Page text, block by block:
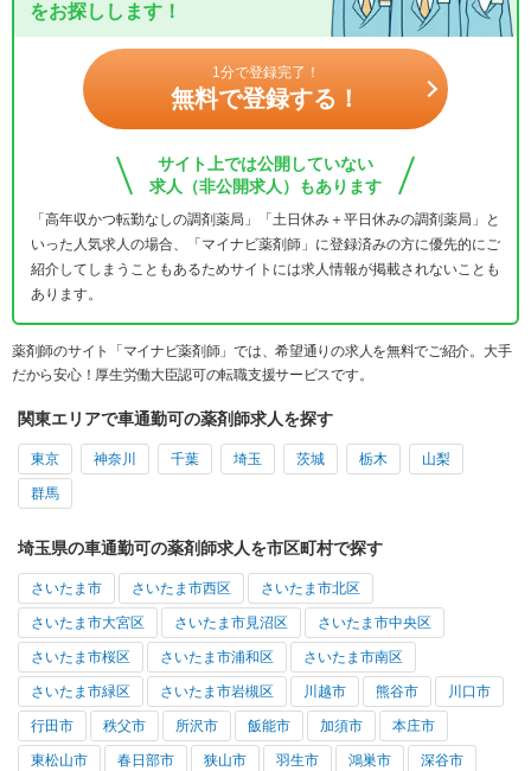
をお探しします！
1分で登録完了！
無料で登録する！
サイト上では公開していない
求人（非公開求人）もあります
「高年収かつ転勤なしの調剤薬局」「土日休み＋平日休みの調剤薬局」と
いった人気求人の場合、「マイナビ薬剤師」に登録済みの方に優先的にご
紹介してしまうこともあるためサイトには求人情報が掲載されないことも
あります。
薬剤師のサイト「マイナビ薬剤師」では、希望通りの求人を無料でご紹介。大手
だから安心！厚生労働大臣認可の転職支援サービスです。
関東エリアで車通勤可の薬剤師求人を探す
東京 神奈川 千葉 埼玉 茨城 栃木 山梨
群馬
埼玉県の車通勤可の薬剤師求人を市区町村で探す
さいたま市 さいたま市西区 さいたま市北区
さいたま市大宮区 さいたま市見沼区 さいたま市中央区
さいたま市桜区 さいたま市浦和区 さいたま市南区
さいたま市緑区 さいたま市岩槻区 川越市 熊谷市 川口市
行田市 秩父市 所沢市 飯能市 加須市 本庄市
東松山市 春日部市 狭山市 羽生市 鴻巣市 深谷市